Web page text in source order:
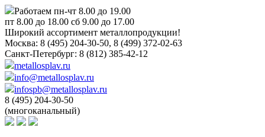
Работаем пн-чт 8.00 до 19.00
пт 8.00 до 18.00 сб 9.00 до 17.00
Широкий ассортимент металлопродукции!
Москва: 8 (495) 204-30-50, 8 (499) 372-02-63
Санкт-Петербург: 8 (812) 385-42-12
metallosplav.ru
info@metallosplav.ru
infospb@metallosplav.ru
8 (495) 204-30-50
(многоканальный)